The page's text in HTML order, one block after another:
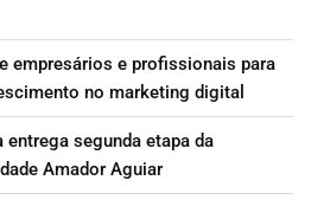
empresários e profissionais para
no marketing digital
entrega segunda etapa da
Amador Aguiar